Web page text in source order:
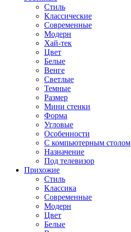
Стиль
Классические
Современные
Модерн
Хай-тек
Цвет
Белые
Венге
Светлые
Темные
Размер
Мини стенки
Форма
Угловые
Особенности
С компьютерным столом
Назначение
Под телевизор
Прихожие
Стиль
Классика
Современные
Модерн
Цвет
Белые